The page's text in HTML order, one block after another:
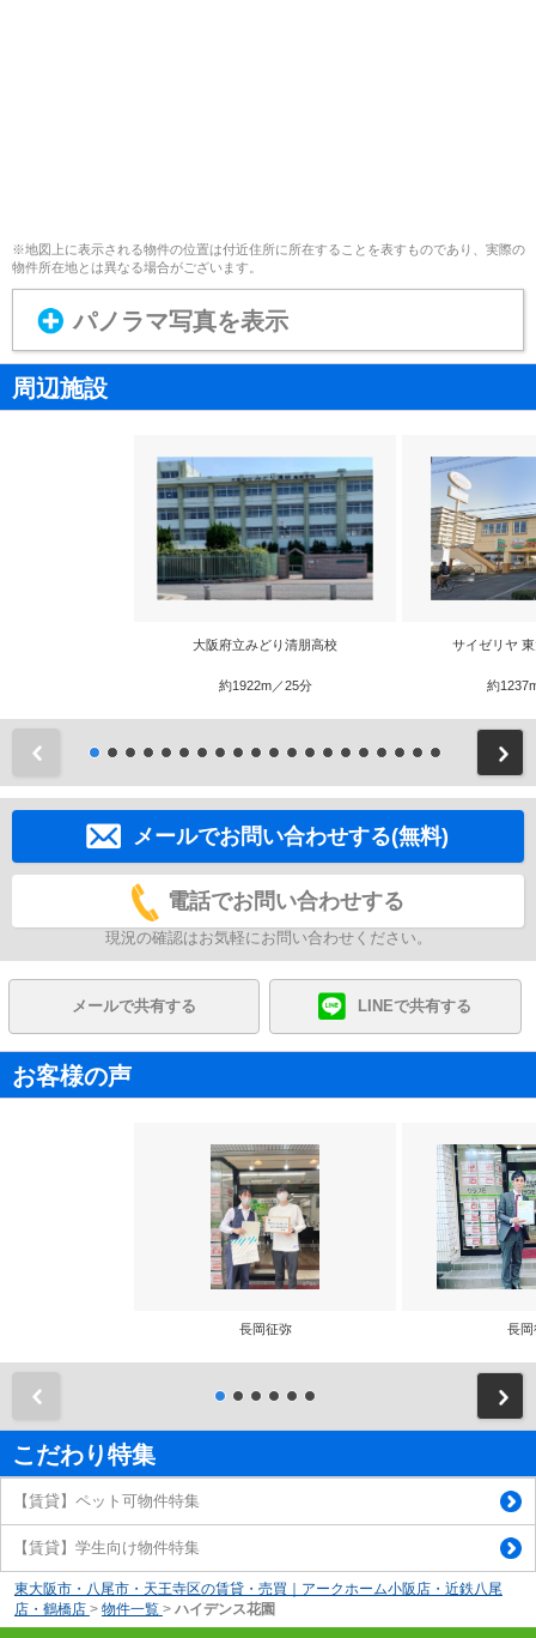
※地図上に表示される物件の位置は付近住所に所在することを表すものであり、実際の
物件所在地とは異なる場合がございます。
パノラマ写真を表示
周辺施設
大阪府立みどり清朋高校
約1922m／25分
サイゼリヤ
約
メールでお問い合わせする(無料)
電話でお問い合わせする
現況の確認はお気軽にお問い合わせください。
メールで共有する LINEで共有する
お客様の声
長岡征弥 長岡
こだわり特集
【賃貸】ペット可物件特集
【賃貸】学生向け物件特集
東大阪市・八尾市・天王寺区の賃貸・売買｜アークホーム小阪店・近鉄八尾
店・鶴橋店 > 物件一覧 > ハイデンス花園